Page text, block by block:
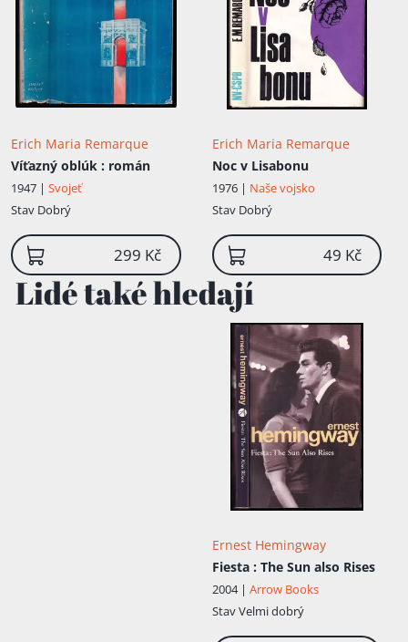
Erich Maria Remarque
Víťazný oblúk : román
1947 | Svojeť
Stav Dobrý
299 Kč
Erich Maria Remarque
Noc v Lisabonu
1976 | Naše vojsko
Stav Dobrý
49 Kč
Lidé také hledají
Ernest Hemingway
Fiesta : The Sun also Rises
2004 | Arrow Books
StavVelmi dobrý